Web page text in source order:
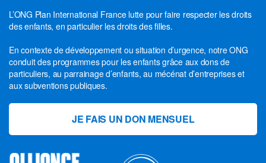
L’ONG Plan International France lutte pour faire respecter les droits
des enfants, en particulier les droits des filles.
En contexte de développement ou situation d’urgence, notre ONG
conduit des programmes pour les enfants grâce aux dons de
particuliers, au parrainage d’enfants, au mécénat d’entreprises et
aux subventions publiques.
JE FAIS UN DON MENSUEL